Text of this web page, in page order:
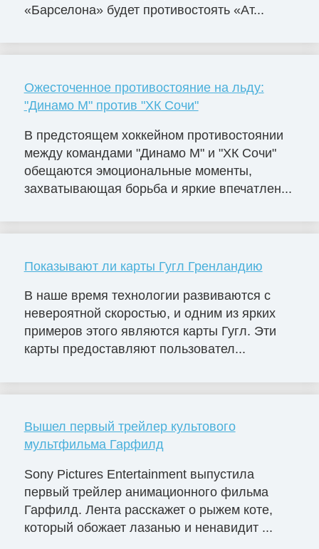
«Барселона» будет противостоять «Ат...
Ожесточенное противостояние на льду:
"Динамо М" против "ХК Сочи"
В предстоящем хоккейном противостоянии
между командами "Динамо М" и "ХК Сочи"
обещаются эмоциональные моменты,
захватывающая борьба и яркие впечатлен...
Показывают ли карты Гугл Гренландию
В наше время технологии развиваются с
невероятной скоростью, и одним из ярких
примеров этого являются карты Гугл. Эти
карты предоставляют пользовател...
Вышел первый трейлер культового
мультфильма Гарфилд
Sony Pictures Entertainment выпустила
первый трейлер анимационного фильма
Гарфилд. Лента расскажет о рыжем коте,
который обожает лазанью и ненавидит ...